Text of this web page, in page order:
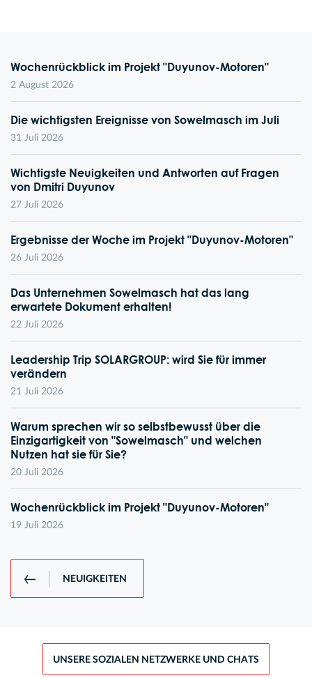
Wochenrückblick im Projekt "Duyunov-Motoren"
2 August 2026
Die wichtigsten Ereignisse von Sowelmasch im Juli
31 Juli 2026
Wichtigste Neuigkeiten und Antworten auf Fragen
von Dmitri Duyunov
27 Juli 2026
Ergebnisse der Woche im Projekt "Duyunov-Motoren"
26 Juli 2026
Das Unternehmen Sowelmasch hat das lang
erwartete Dokument erhalten!
22 Juli 2026
Leadership Trip SOLARGROUP: wird Sie für immer
verändern
21 Juli 2026
Warum sprechen wir so selbstbewusst über die
Einzigartigkeit von "Sowelmasch" und welchen
Nutzen hat sie für Sie?
20 Juli 2026
Wochenrückblick im Projekt "Duyunov-Motoren"
19 Juli 2026
NEUIGKEITEN
UNSERE SOZIALEN NETZWERKE UND CHATS